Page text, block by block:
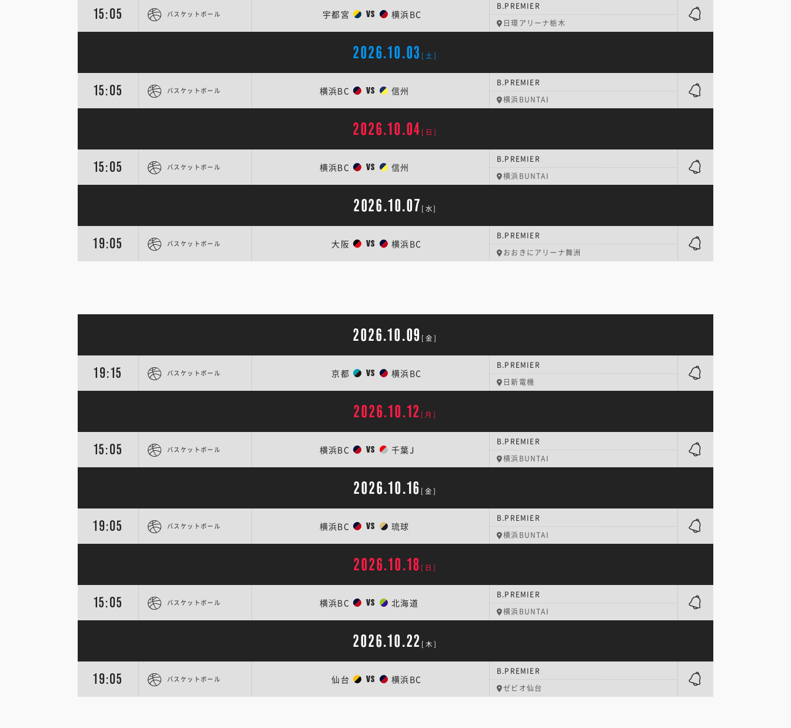
15:05 バスケットボール 宇都宮 VS 横浜BC
B.PREMIER
日環アリーナ栃木
2026.10.03 [土]
15:05 バスケットボール 横浜BC VS 信州
B.PREMIER
横浜BUNTAI
2026.10.04 [日]
15:05 バスケットボール 横浜BC VS 信州
B.PREMIER
横浜BUNTAI
2026.10.07 [水]
19:05 バスケットボール 大阪 VS 横浜BC
B.PREMIER
おおきにアリーナ舞洲
2026.10.09 [金]
19:15 バスケットボール 京都 VS 横浜BC
B.PREMIER
日新電機
2026.10.12 [月]
15:05 バスケットボール 横浜BC VS 千葉J
B.PREMIER
横浜BUNTAI
2026.10.16 [金]
19:05 バスケットボール 横浜BC VS 琉球
B.PREMIER
横浜BUNTAI
2026.10.18 [日]
15:05 バスケットボール 横浜BC VS 北海道
B.PREMIER
横浜BUNTAI
2026.10.22 [木]
19:05 バスケットボール 仙台 VS 横浜BC
B.PREMIER
ゼビオ仙台